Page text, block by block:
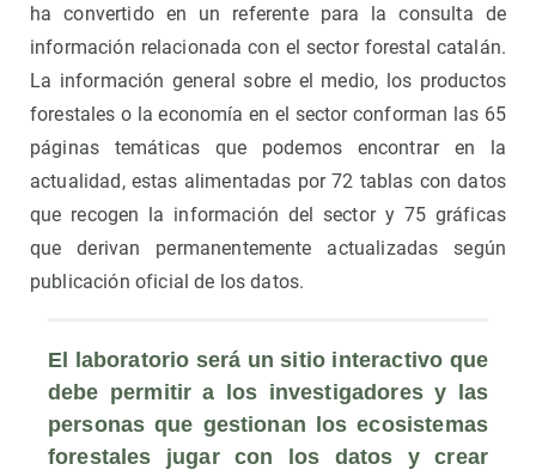
ha convertido en un referente para la consulta de
información relacionada con el sector forestal catalán.
La información general sobre el medio, los productos
forestales o la economía en el sector conforman las 65
páginas temáticas que podemos encontrar en la
actualidad, estas alimentadas por 72 tablas con datos
que recogen la información del sector y 75 gráficas
que derivan permanentemente actualizadas según
publicación oficial de los datos.
El laboratorio será un sitio interactivo que
debe permitir a los investigadores y las
personas que gestionan los ecosistemas
forestales jugar con los datos y crear